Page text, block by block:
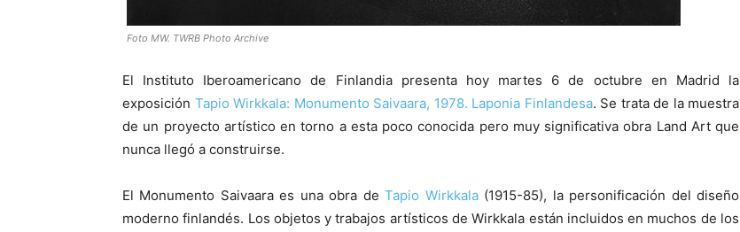
Foto MW. TWRB Photo Archive
El Instituto Iberoamericano de Finlandia presenta hoy martes 6 de octubre en Madrid la
exposición Tapio Wirkkala: Monumento Saivaara, 1978. Laponia Finlandesa. Se trata de la muestra
de un proyecto artístico en torno a esta poco conocida pero muy significativa obra Land Art que
nunca llegó a construirse.
El Monumento Saivaara es una obra deTapio Wirkkala(1915-85), la personificación del diseño
moderno finlandés. Los objetos y trabajos artísticos de Wirkkala están incluidos en muchos de los